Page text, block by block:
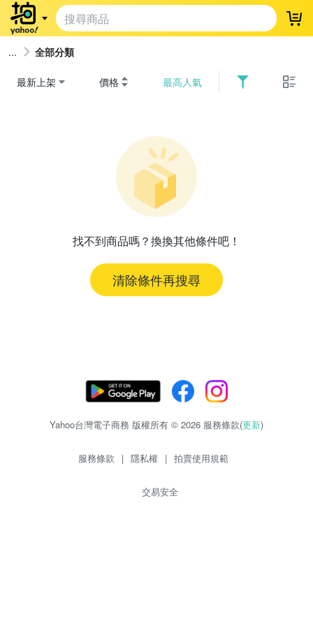
登
全部分類
最新上架 價格 最高人氣
找不到商品嗎？換換其他條件吧！
清除條件再搜尋
Yahoo台灣電子商務 版權所有 © 2026 服務條款(更新)
服務條款 | 隱私權 | 拍賣使用規範
交易安全